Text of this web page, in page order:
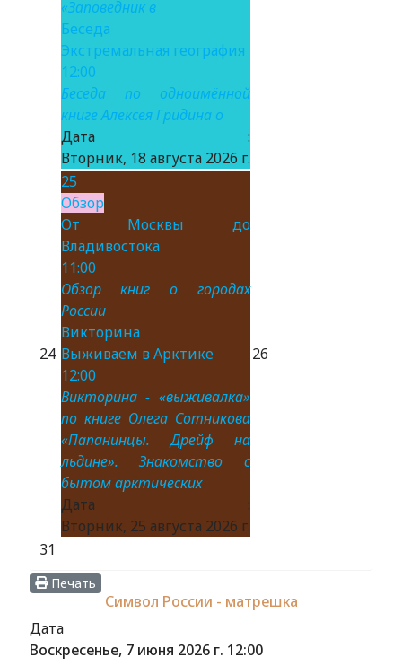
«Заповедник в
Беседа
Экстремальная география
12:00
Беседа по одноимённой
книге Алексея Гридина о
Дата :
Вторник, 18 августа 2026 г.
24
25
Обзор
От Москвы до
Владивостока
11:00
Обзор книг о городах
России
Викторина
Выживаем в Арктике
12:00
Викторина - «выживалка»
по книге Олега Сотникова
«Папанинцы. Дрейф на
льдине». Знакомство с
бытом арктических
Дата :
Вторник, 25 августа 2026 г.
26
31
Печать
Символ России - матрешка
Дата
Воскресенье, 7 июня 2026 г. 12:00